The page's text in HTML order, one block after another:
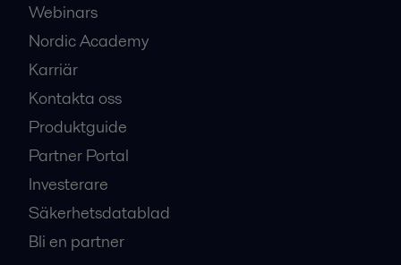
Webinars
Nordic Academy
Karriär
Kontakta oss
Produktguide
Partner Portal
Investerare
Säkerhetsdatablad
Bli en partner